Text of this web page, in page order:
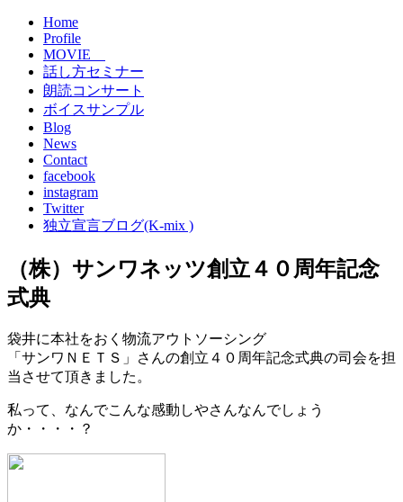
Home
Profile
MOVIE
話し方セミナー
朗読コンサート
ボイスサンプル
Blog
News
Contact
facebook
instagram
Twitter
独立宣言ブログ(K-mix )
（株）サンワネッツ創立４０周年記念
式典
袋井に本社をおく物流アウトソーシング
「サンワＮＥＴＳ」さんの創立４０周年記念式典の司会を担
当させて頂きました。
私って、なんでこんな感動しやさんなんでしょう
か・・・・？